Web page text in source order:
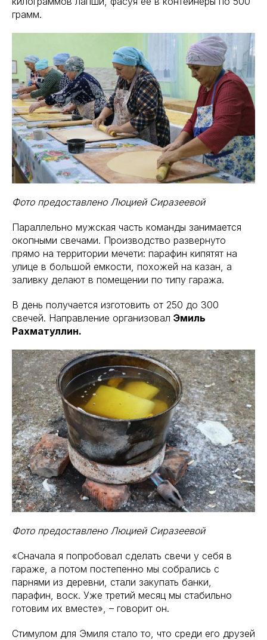
грамм.
Фото предоставлено Люцией Сиразеевой
Параллельно мужская часть команды занимается
окопными свечами. Производство развернуто
прямо на территории мечети: парафин кипятят на
улице в большой емкости, похожей на казан, а
заливку делают в помещении по типу гаража.
В день получается изготовить от 250 до 300
свечей. Направление организовал Эмиль
Рахматуллин.
Фото предоставлено Люцией Сиразеевой
«Сначала я попробовал сделать свечи у себя в
гараже, а потом постепенно мы собрались с
парнями из деревни, стали закупать банки,
парафин, воск. Уже третий месяц мы стабильно
готовим их вместе», – говорит он.
Стимулом для Эмиля стало то, что среди его друзей